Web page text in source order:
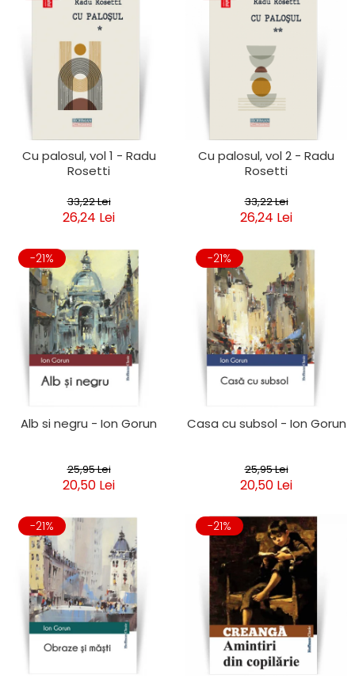
Cu palosul, vol 1 - Radu
Rosetti
33,22 Lei
26,24 Lei
Cu palosul, vol 2 - Radu
Rosetti
33,22 Lei
26,24 Lei
-21%
Alb si negru - Ion Gorun
25,95 Lei
20,50 Lei
-21%
Casa cu subsol - Ion Gorun
25,95 Lei
20,50 Lei
-21% -21%